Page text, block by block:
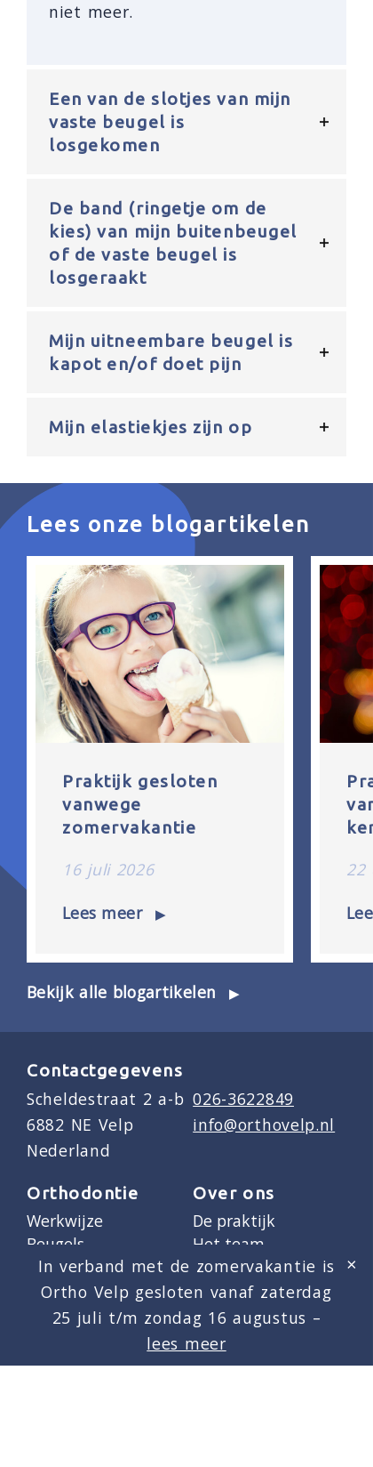
niet meer.
Een van de slotjes van mijn
vaste beugel is
losgekomen
De band (ringetje om de
kies) van mijn buitenbeugel
of de vaste beugel is
losgeraakt
Mijn uitneembare beugel is
kapot en/of doet pijn
Mijn elastiekjes zijn op
Lees onze blogartikelen
Praktijk gesloten
vanwege
zomervakantie
16 juli 2026
Lees meer
22
Bekijk alle blogartikelen
Contactgegevens
Scheldestraat 2 a-b
6882 NE Velp
Nederland
026-3622849
info@orthovelp.nl
Orthodontie
Werkwijze
Beugels
Financiën
Over ons
De praktijk
Het team
Blog
Vacatures
Social media
×
In verband met de zomervakantie is
Ortho Velp gesloten vanaf zaterdag
25 juli t/m zondag 16 augustus –
lees meer